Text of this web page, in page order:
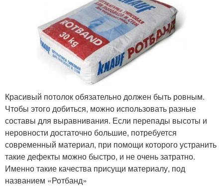
Красивый потолок обязательно должен быть ровным.
Чтобы этого добиться, можно использовать разные
составы для выравнивания. Если перепады высоты и
неровности достаточно большие, потребуется
современный материал, при помощи которого устранить
такие дефекты можно быстро, и не очень затратно.
Именно такие качества присущи материалу, под
названием «Ротбанд»